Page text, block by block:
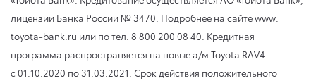
лицензии Банка России № 3470. Подробнее на сайте www.
toyota-bank.ru или по тел. 8 800 200 08 40. Кредитная
программа распространяется на новые а/м Toyota RAV4
с 01.10.2020 по 31.03.2021 . Срок действия положительного